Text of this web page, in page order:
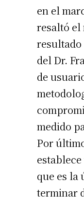
en el
resaltó el
resultado
del Dr.
de
medido
Por
que es la
terminar